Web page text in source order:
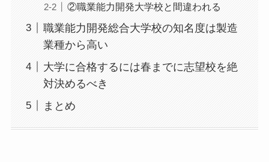
②職業能力開発大学校と間違われる
職業能力開発総合大学校の知名度は製造
業種から高い
大学に合格するには春までに志望校を絶
対決めるべき
まとめ